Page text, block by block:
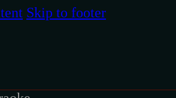
Skip to footer